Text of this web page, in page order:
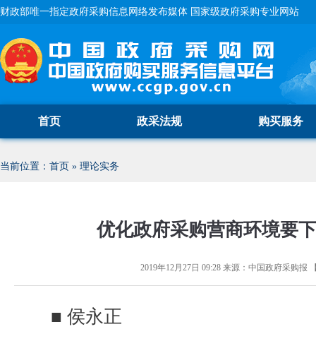
财政部唯一指定政府采购信息网络发布媒体 国家级政府采购专业网站
首页 政采法规 购买服务
当前位置： 首页 » 理论实务
优化政府采购营商环境要
2019年12月27日 09:28来源： 中国政府采购报
■ 侯永正